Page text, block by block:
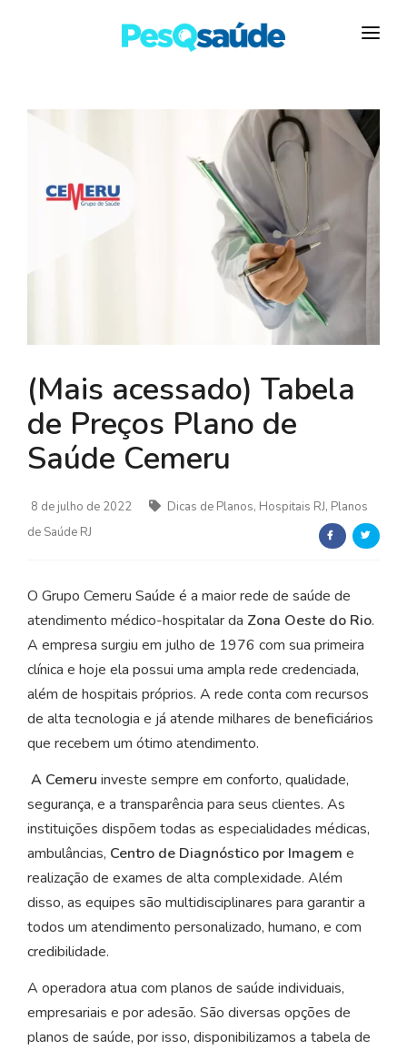
PLANOS DE SAÚDE
LABORATÓRIOS
BLOG
(Mais acessado) Tabela
de Preços Plano de
Saúde Cemeru
8 de julho de 2022
Dicas de Planos, Hospitais RJ, Planos
de Saúde RJ
O Grupo Cemeru Saúde é a maior rede de saúde de
atendimento médico-hospitalar da Zona Oeste do Rio.
A empresa surgiu em julho de 1976 com sua primeira
clínica e hoje ela possui uma ampla rede credenciada,
além de hospitais próprios. A rede conta com recursos
de alta tecnologia e já atende milhares de beneficiários
que recebem um ótimo atendimento.
A Cemeru investe sempre em conforto, qualidade,
segurança, e a transparência para seus clientes. As
instituições dispõem todas as especialidades médicas,
ambulâncias, Centro de Diagnóstico por Imagem e
realização de exames de alta complexidade. Além
disso, as equipes são multidisciplinares para garantir a
todos um atendimento personalizado, humano, e com
credibilidade.
A operadora atua com planos de saúde individuais,
empresariais e por adesão. São diversas opções de
planos de saúde, por isso, disponibilizamos a tabela de